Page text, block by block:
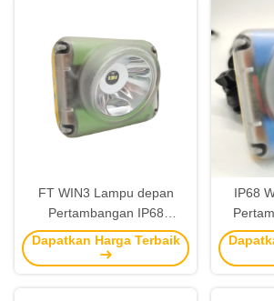
untuk
FT WIN3 Lampu depan
Pertambangan IP68
Waterproof 6400mAh
15000Lux untuk
Dapatkan Harga Terbaik
IP68